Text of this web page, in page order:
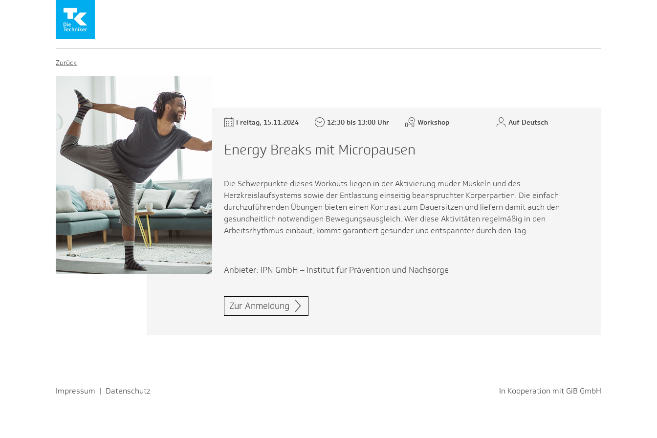
Zurück
Freitag, 15.11.2024 12:30 bis 13:00 Uhr Workshop Auf Deutsch
Energy Breaks mit Micropausen
Die Schwerpunkte dieses Workouts liegen in der Aktivierung müder Muskeln und des
Herzkreislaufsystems sowie der Entlastung einseitig beanspruchter Körperpartien. Die einfach
durchzuführenden Übungen bieten einen Kontrast zum Dauersitzen und liefern damit auch den
gesundheitlich notwendigen Bewegungsausgleich. Wer diese Aktivitäten regelmäßig in den
Arbeitsrhythmus einbaut, kommt garantiert gesünder und entspannter durch den Tag.
Anbieter: IPN GmbH – Institut für Prävention und Nachsorge
Zur Anmeldung
Impressum | Datenschutz In Kooperation mit GiB GmbH